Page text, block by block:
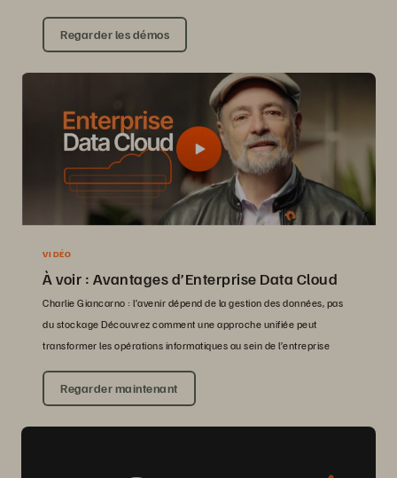
Regarder les démos
VIDÉO
À voir : Avantages d’Enterprise Data Cloud
Charlie Giancarno : l’avenir dépend de la gestion des données, pas
du stockage Découvrez comment une approche unifiée peut
transformer les opérations informatiques au sein de l’entreprise
Regarder maintenant